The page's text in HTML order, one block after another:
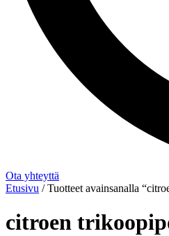
Ota yhteyttä
Etusivu / Tuotteet avainsanalla
citroen